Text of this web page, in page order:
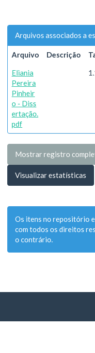
Arquivos associados a
Arquivo Descrição
Eliania
Pereira
Pinheir
o - Diss
ertação.
pdf
Mostrar registro
Visualizar estatísticas
Os itens no repositório
com todos os direitos
o contrário.